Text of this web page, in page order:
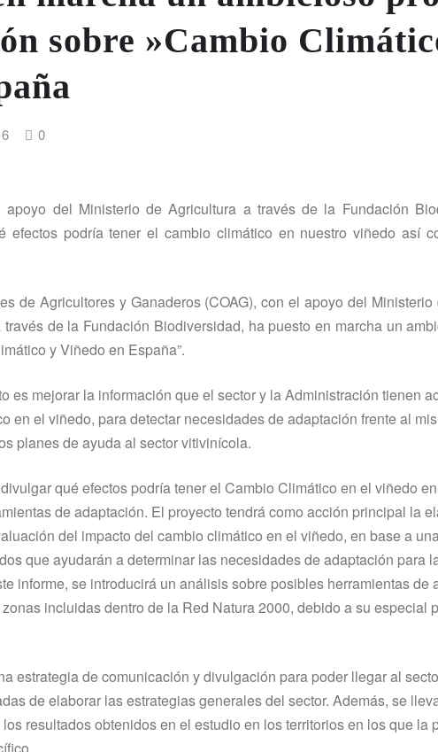
sobre »Cambio
0
del Ministerio de Agricultura a través de la Fundación
efectos podría tener el cambio climático en nuestro viñedo así
de Agricultores y Ganaderos (COAG), con el apoyo del Ministerio
de la Fundación Biodiversidad, ha puesto en marcha un
y Viñedo en España”.
es mejorar la información que el sector y la Administración tienen
en el viñedo, para detectar necesidades de adaptación frente al
planes de ayuda al sector vitivinícola.
qué efectos podría tener el Cambio Climático en el viñedo
de adaptación. El proyecto tendrá como acción principal la
del impacto del cambio climático en el viñedo, en base a
que ayudarán a determinar las necesidades de adaptación para
informe, se introducirá un análisis sobre posibles herramientas de
incluidas dentro de la Red Natura 2000, debido a su especial
estrategia de comunicación y divulgación para poder llegar al
de elaborar las estrategias generales del sector. Además, se
resultados obtenidos en el estudio en los territorios en los que la